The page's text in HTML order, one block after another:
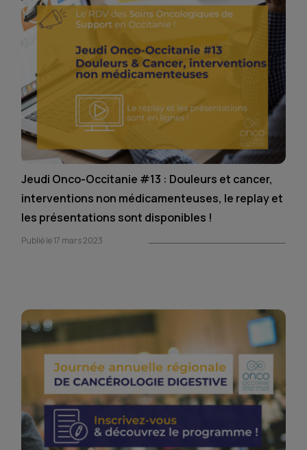
Jeudi Onco-Occitanie #13 : Douleurs et cancer,
interventions non médicamenteuses, le replay et
les présentations sont disponibles !
Publié le 17 mars 2023